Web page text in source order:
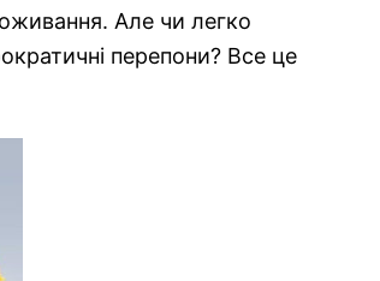
Але чи легко
перепони? Все це